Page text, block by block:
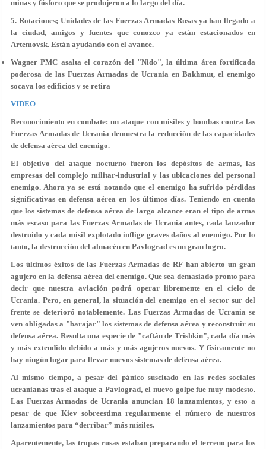
minas y fósforo que se produjeron a lo largo del día.
5. Rotaciones; Unidades de las Fuerzas Armadas Rusas ya han llegado a
la ciudad, amigos y fuentes que conozco ya están estacionados en
Artemovsk. Están ayudando con el avance.
Wagner PMC asalta el corazón del "Nido", la última área fortificada
poderosa de las Fuerzas Armadas de Ucrania en Bakhmut, el enemigo
socava los edificios y se retira
VIDEO
Reconocimiento en combate: un ataque con misiles y bombas contra las
Fuerzas Armadas de Ucrania demuestra la reducción de las capacidades
de defensa aérea del enemigo.
El objetivo del ataque nocturno fueron los depósitos de armas, las
empresas del complejo militar-industrial y las ubicaciones del personal
enemigo. Ahora ya se está notando que el enemigo ha sufrido pérdidas
significativas en defensa aérea en los últimos días. Teniendo en cuenta
que los sistemas de defensa aérea de largo alcance eran el tipo de arma
más escaso para las Fuerzas Armadas de Ucrania antes, cada lanzador
destruido y cada misil explotado inflige graves daños al enemigo. Por lo
tanto, la destrucción del almacén en Pavlograd es un gran logro.
Los últimos éxitos de las Fuerzas Armadas de RF han abierto un gran
agujero en la defensa aérea del enemigo. Que sea demasiado pronto para
decir que nuestra aviación podrá operar libremente en el cielo de
Ucrania. Pero, en general, la situación del enemigo en el sector sur del
frente se deterioró notablemente. Las Fuerzas Armadas de Ucrania se
ven obligadas a "barajar" los sistemas de defensa aérea y reconstruir su
defensa aérea. Resulta una especie de "caftán de Trishkin", cada día más
y más extendido debido a más y más agujeros nuevos. Y físicamente no
hay ningún lugar para llevar nuevos sistemas de defensa aérea.
Al mismo tiempo, a pesar del pánico suscitado en las redes sociales
ucranianas tras el ataque a Pavlograd, el nuevo golpe fue muy modesto.
Las Fuerzas Armadas de Ucrania anuncian 18 lanzamientos, y esto a
pesar de que Kiev sobreestima regularmente el número de nuestros
lanzamientos para “derribar” más misiles.
Aparentemente, las tropas rusas estaban preparando el terreno para los